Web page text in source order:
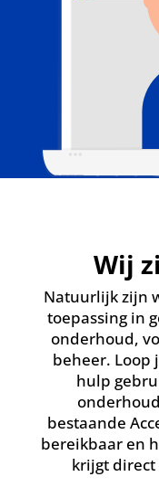
Wij
Natuurlijk zijn
toepassing in
onderhoud,
beheer. Loop
hulp
bestaande
bereikbaar en
krijgt direct